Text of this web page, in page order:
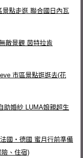
景點走逛 聯合國日內瓦
敵景觀 茵特拉肯
市區景點逛逛去(花
助婚紗 LUMA娘親超生
國‧德國 蜜月行前準備
、住宿)